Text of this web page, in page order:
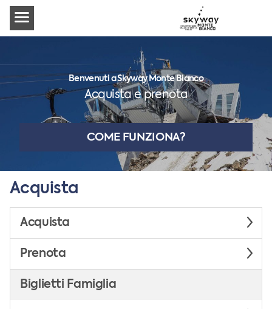
Benvenuti a Skyway Monte Bianco
Acquista e prenota
COME FUNZIONA?
Acquista
Acquista
Prenota
Biglietti Famiglia